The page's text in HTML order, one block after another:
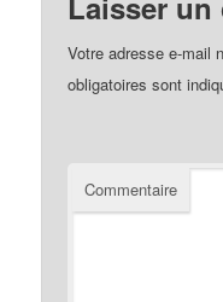
Votre adresse e-mail
obligatoires sont
Commentaire